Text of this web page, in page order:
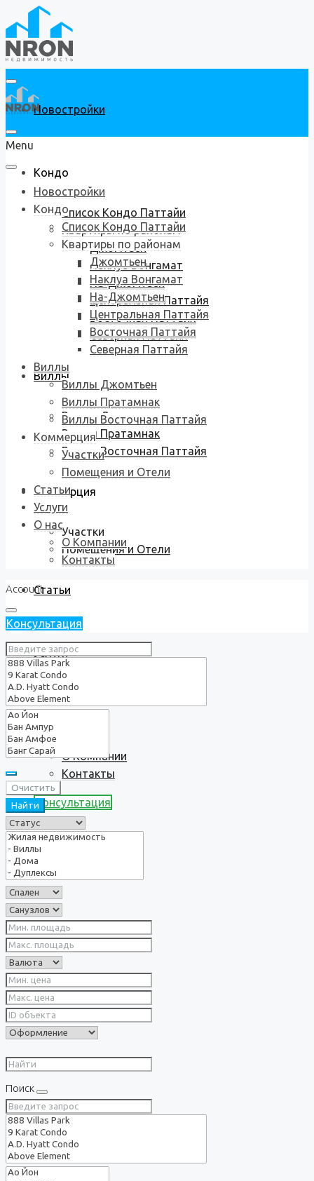
Новостройки
Кондо
Список Кондо Паттайи
Квартиры по районам
Джомтьен
Наклуа Вонгамат
На-Джомтьен
Центральная Паттайя
Восточная Паттайя
Северная Паттайя
Виллы
Виллы Джомтьен
Виллы Пратамнак
Виллы Восточная Паттайя
Коммерция
Участки
Помещения и Отели
Статьи
Услуги
О нас
О Компании
Контакты
Консультация
Menu
Новостройки
Кондо
Список Кондо Паттайи
Квартиры по районам
Джомтьен
Наклуа Вонгамат
На-Джомтьен
Центральная Паттайя
Восточная Паттайя
Северная Паттайя
Виллы
Виллы Джомтьен
Виллы Пратамнак
Виллы Восточная Паттайя
Коммерция
Участки
Помещения и Отели
Статьи
Услуги
О нас
О Компании
Контакты
Account
Консультация
Очистить
Найти
Поиск